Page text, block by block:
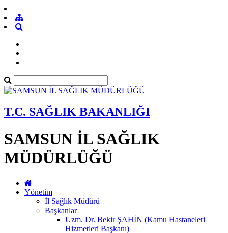
T.C. SAĞLIK BAKANLIĞI
SAMSUN İL SAĞLIK
MÜDÜRLÜĞÜ
Yönetim
İl Sağlık Müdürü
Başkanlar
Uzm. Dr. Bekir ŞAHİN (Kamu Hastaneleri
Hizmetleri Başkanı)